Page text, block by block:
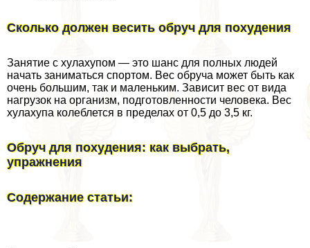
Сколько должен весить обруч для похудения
Занятие с хулахупом — это шанс для полных людей
начать заниматься спортом. Вес обруча может быть как
очень большим, так и маленьким. Зависит вес от вида
нагрузок на организм, подготовленности человека. Вес
хулахупа колeблется в пределах от 0,5 до 3,5 кг.
Обруч для похудения: как выбрать,
упражнения
Содержание статьи: